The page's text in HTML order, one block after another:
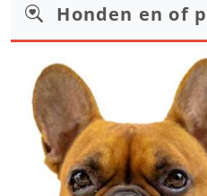
Honden en of